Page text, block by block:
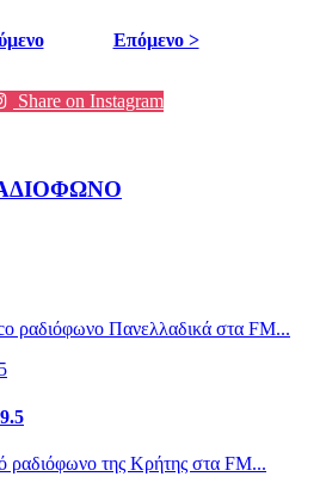
Επόμενο >
Share on Instagram
ραδιόφωνο Πανελλαδικά στα FM...
ραδιόφωνο της Κρήτης στα FM...